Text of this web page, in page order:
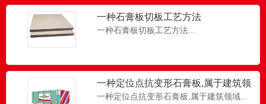
一种石膏板切板工艺方法
一种石膏板切板工艺方法...
一种定位点抗变形石膏板,属于建筑领
域
一种定位点抗变形石膏板,属于建筑领域...
CGB大豆蛋白胶木板,ENF国家标准,厚芯
板,多层板直贴...
拜尔无醛添加家居展示
CGB大豆蛋白胶木板，采用拜尔专有的技
术和运用食品工艺精制而...